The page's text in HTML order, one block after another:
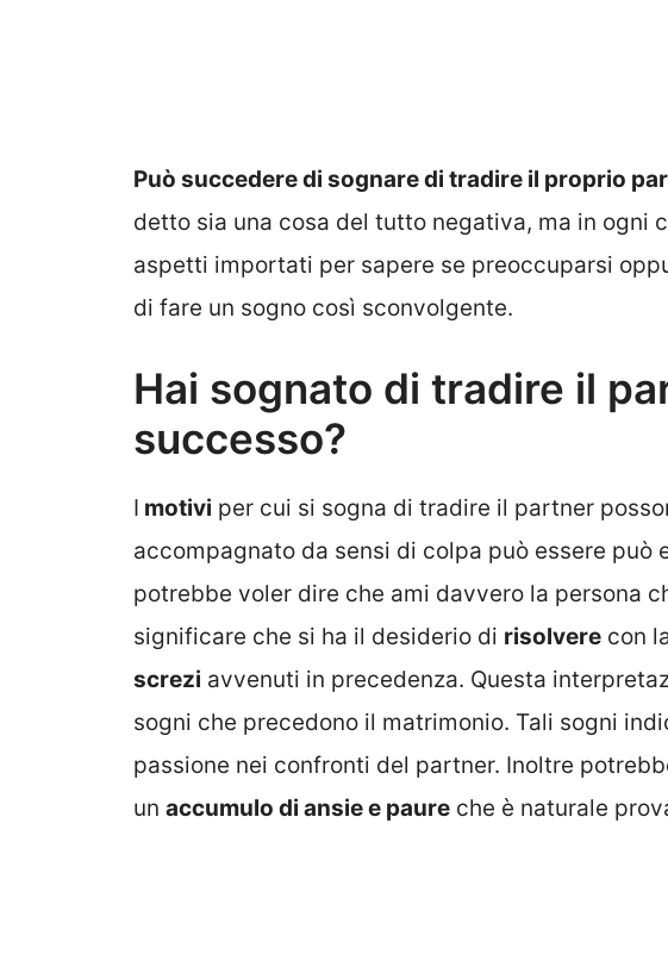
Può succedere di sognare di tradire il proprio
detto sia una cosa del tutto negativa, ma in ogni
aspetti importati per sapere se preoccuparsi
di fare un sogno così sconvolgente.
Hai sognato di tradire il
successo?
I motivi per cui si sogna di tradire il partner
accompagnato da sensi di colpa può essere può
potrebbe voler dire che ami davvero la persona
significare che si ha il desiderio di risolvere con
screzi avvenuti in precedenza. Questa
sogni che precedono il matrimonio. Tali sogni
passione nei confronti del partner. Inoltre
un accumulo di ansie e paure che è naturale